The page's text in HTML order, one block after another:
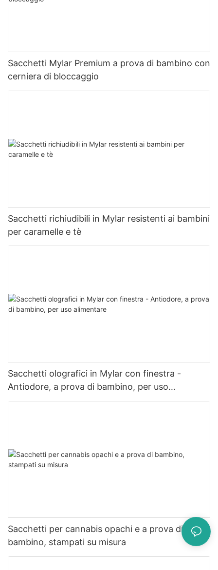
Sacchetti Mylar Premium a prova di bambino con
cerniera di bloccaggio
Sacchetti richiudibili in Mylar resistenti ai bambini
per caramelle e tè
Sacchetti olografici in Mylar con finestra -
Antiodore, a prova di bambino, per uso
alimentare
Sacchetti per cannabis opachi e a prova di
bambino, stampati su misura